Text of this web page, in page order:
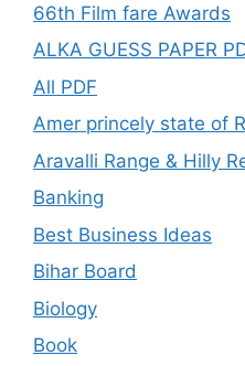
66th Film fare Awards
ALKA GUESS PAPER
All PDF
Amer princely state of
Aravalli Range & Hilly
Banking
Best Business Ideas
Bihar Board
Biology
Book